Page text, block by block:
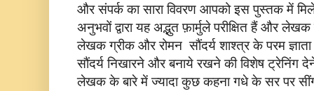
और संपर्क का सारा विवरण आपको इस पुस्तक में
अनुभवों द्वारा यह अद्भुत फ़ार्मुले परीक्षित हैं और
लेखक ग्रीक और रोमन सौंदर्य शाश्त्र के परम
सौंदर्य निखारने और बनाये रखने की विशेष
लेखक के बारे में ज्यादा कुछ कहना गधे के सर पर